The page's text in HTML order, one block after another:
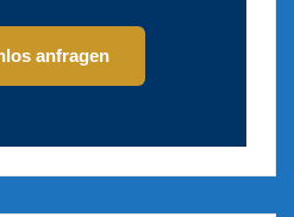
anfragen